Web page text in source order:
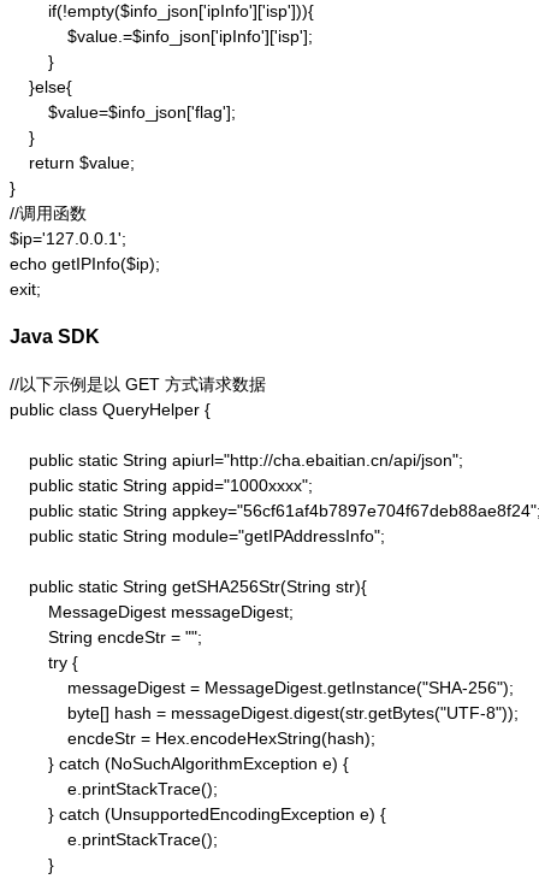
        if(!empty($info_json['ipInfo']['isp'])){
            $value.=$info_json['ipInfo']['isp'];
        }
    }else{
        $value=$info_json['flag'];
    }
    return $value;
}
//调用函数
$ip='127.0.0.1';
echo getIPInfo($ip);
exit;
Java SDK
//以下示例是以 GET 方式请求数据
public class QueryHelper {
    public static String apiurl="http://cha.ebaitian.cn/api/json";
    public static String appid="1000xxxx";
public static String
    public static String module="getIPAddressInfo";
    public static String getSHA256Str(String str){
        MessageDigest messageDigest;
        String encdeStr = "";
        try {
            messageDigest = MessageDigest.getInstance("SHA-256");
            byte[] hash = messageDigest.digest(str.getBytes("UTF-8"));
            encdeStr = Hex.encodeHexString(hash);
        } catch (NoSuchAlgorithmException e) {
            e.printStackTrace();
        } catch (UnsupportedEncodingException e) {
            e.printStackTrace();
        }